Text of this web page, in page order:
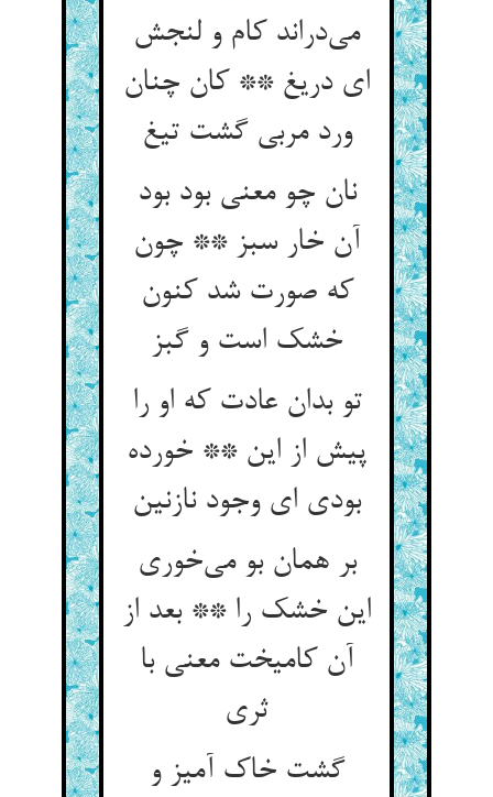
می‌‌دراند کام و لنجش
ای دریغ ** کان چنان
ورد مربی گشت تیغ‌‌
نان چو معنی بود بود
آن خار سبز ** چون
که صورت شد کنون
خشک است و گبز
تو بدان عادت که او را
پیش از این ** خورده
بودی ای وجود نازنین
بر همان بو می‌‌خوری
این خشک را ** بعد از
آن کامیخت معنی با
گشت خاک آمیز و